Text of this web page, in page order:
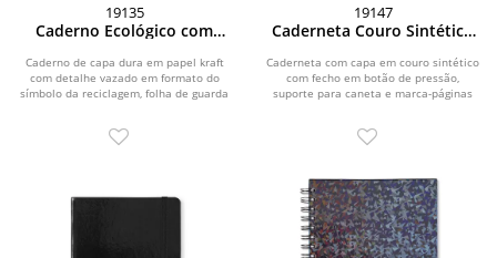
19135
Caderno Ecológico com
Caderno de capa dura em papel kraft
com detalhe vazado em formato do
símbolo da reciclagem, folha de guarda
19147
Caderneta Couro Sintético
Caderneta com capa em couro sintético
com fecho em botão de pressão,
suporte para caneta e marca-páginas